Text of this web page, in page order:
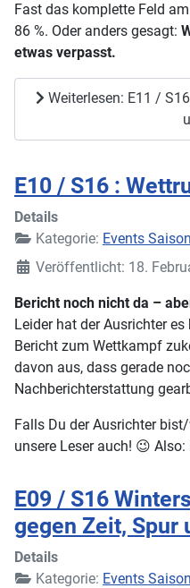
Fast das komplette Feld
86 %. Oder anders gesagt:
etwas verpasst.
Weiterlesen: E11 /
E10 / S16 :
Details
Kategorie: Events
Veröffentlicht: 18.
Bericht noch nicht da –
Leider hat der Ausrichter
Bericht zum Wettkampf
davon aus, dass gerade
Nachberichterstattung
Falls Du der Ausrichter
unsere Leser auch! 😉
E09 / S16
gegen Zeit, Spur
Details
Kategorie: Events